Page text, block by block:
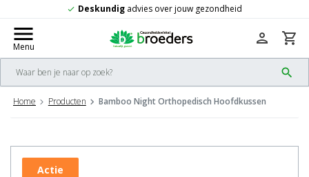
check Gratis verzending vanaf 50,-
menu
Menu
search
person shopping_cart
Home Producten Bamboo Night Orthopedisch Hoofdkussen
Actie